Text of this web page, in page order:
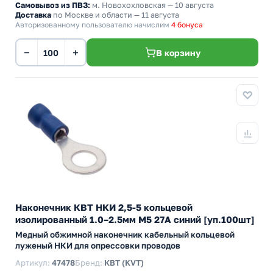
Самовывоз из ПВЗ: м. Новохохловская — 10 августа
Доставка по Москве и области — 11 августа
Авторизованному пользователю начислим 4 бонуса
− + В корзину
Наконечник КВТ НКИ 2,5-5 кольцевой
изолированный 1.0–2.5мм М5 27А синий [уп.100шт]
Медный обжимной наконечник кабельный кольцевой
луженый НКИ для опрессовки проводов
Артикул: 47478Бренд: КВТ (KVT)